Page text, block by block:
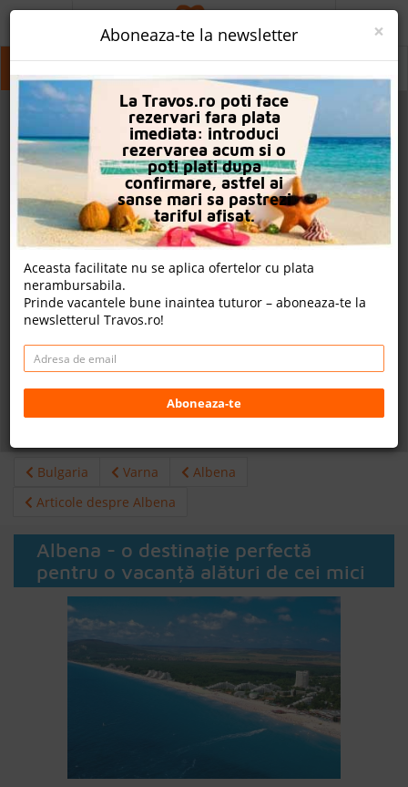
Albena Albena
Bulgaria Varna
Albena
Articole despre Albena
Albena - o destinație perfectă
pentru o vacanță alături de cei mici
PROMO
CAUTA REZERVARE
OFERTA PERSONALIZATA
DESPRE NOI
LOGIN
CAZARE
CHARTER AVION
CAZARE + AUTOCAR
CONTACT
LEI EURO
×
Aboneaza-te la newsletter
La Travos.ro poti face
rezervari fara plata
imediata: introduci
rezervarea acum si o
poti plati dupa
confirmare, astfel ai
sanse mari sa pastrezi
tariful afisat.
Aceasta facilitate nu se aplica ofertelor cu plata
nerambursabila.
Prinde vacantele bune inaintea tuturor – aboneaza-te la
newsletterul Travos.ro!
Aboneaza-te